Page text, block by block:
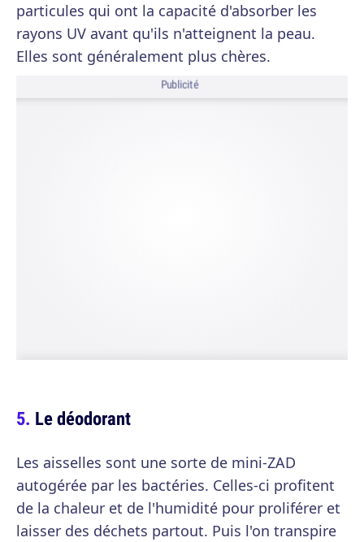
particules qui ont la capacité d'absorber les
rayons UV avant qu'ils n'atteignent la peau.
Elles sont généralement plus chères.
Publicité
Le déodorant
Les aisselles sont une sorte de mini-ZAD
autogérée par les bactéries. Celles-ci profitent
de la chaleur et de l'humidité pour proliférer et
laisser des déchets partout. Puis l'on transpire